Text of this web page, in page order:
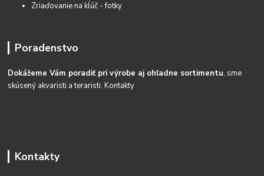
Zriaďovanie na kĺúč - fotky
Poradenstvo
Dokážeme Vám poradiť pri výrobe aj ohľadne sortimentu, sme
skúsený akvaristi a teraristi.Kontakty
Kontakty